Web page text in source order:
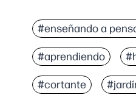
#enseñando a
#aprendiendo
#cortante